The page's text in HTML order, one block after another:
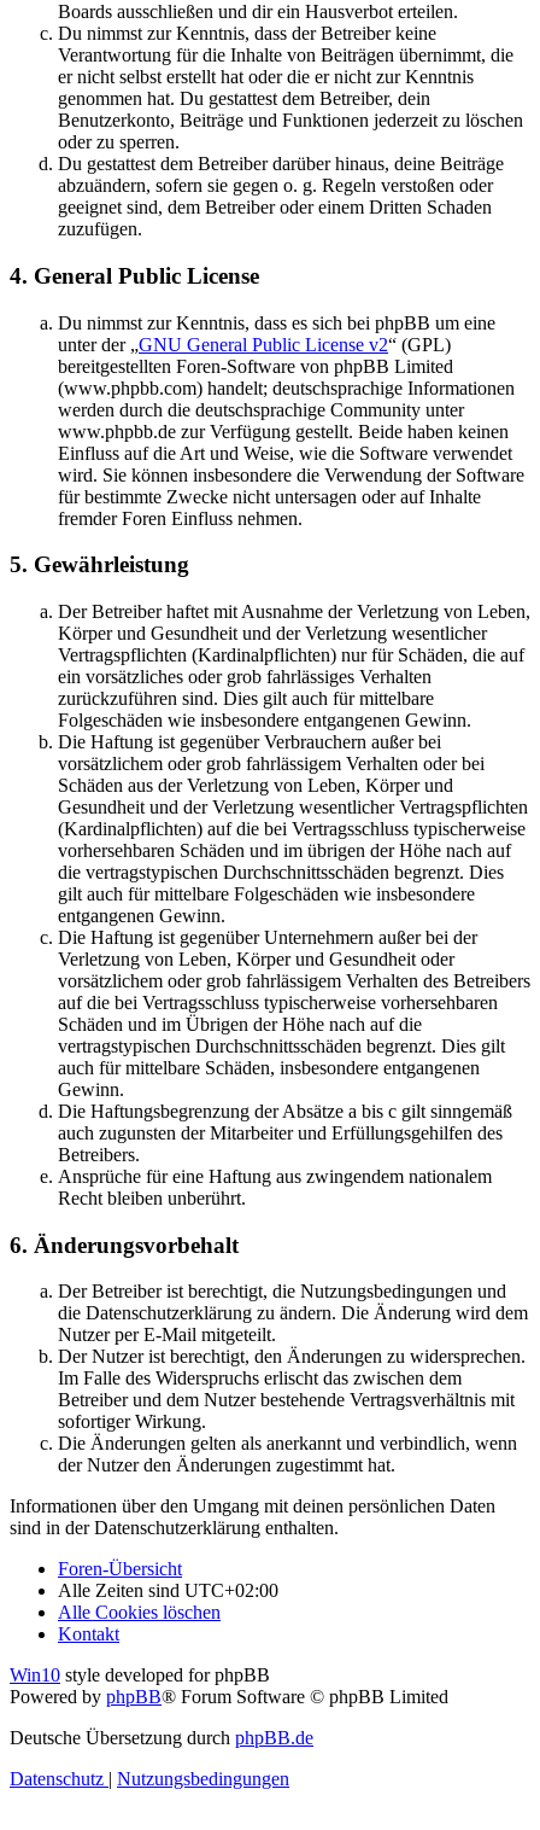
Boards ausschließen und dir ein Hausverbot erteilen.
Du nimmst zur Kenntnis, dass der Betreiber keine
Verantwortung für die Inhalte von Beiträgen übernimmt, die
er nicht selbst erstellt hat oder die er nicht zur Kenntnis
genommen hat. Du gestattest dem Betreiber, dein
Benutzerkonto, Beiträge und Funktionen jederzeit zu löschen
oder zu sperren.
Du gestattest dem Betreiber darüber hinaus, deine Beiträge
abzuändern, sofern sie gegen o. g. Regeln verstoßen oder
geeignet sind, dem Betreiber oder einem Dritten Schaden
zuzufügen.
4. General Public License
Du nimmst zur Kenntnis, dass es sich bei phpBB um eine
unter der „GNU General Public License v2“ (GPL)
bereitgestellten Foren-Software von phpBB Limited
(www.phpbb.com) handelt; deutschsprachige Informationen
werden durch die deutschsprachige Community unter
www.phpbb.de zur Verfügung gestellt. Beide haben keinen
Einfluss auf die Art und Weise, wie die Software verwendet
wird. Sie können insbesondere die Verwendung der Software
für bestimmte Zwecke nicht untersagen oder auf Inhalte
fremder Foren Einfluss nehmen.
5. Gewährleistung
Der Betreiber haftet mit Ausnahme der Verletzung von Leben,
Körper und Gesundheit und der Verletzung wesentlicher
Vertragspflichten (Kardinalpflichten) nur für Schäden, die auf
ein vorsätzliches oder grob fahrlässiges Verhalten
zurückzuführen sind. Dies gilt auch für mittelbare
Folgeschäden wie insbesondere entgangenen Gewinn.
Die Haftung ist gegenüber Verbrauchern außer bei
vorsätzlichem oder grob fahrlässigem Verhalten oder bei
Schäden aus der Verletzung von Leben, Körper und
Gesundheit und der Verletzung wesentlicher Vertragspflichten
(Kardinalpflichten) auf die bei Vertragsschluss typischerweise
vorhersehbaren Schäden und im übrigen der Höhe nach auf
die vertragstypischen Durchschnittsschäden begrenzt. Dies
gilt auch für mittelbare Folgeschäden wie insbesondere
entgangenen Gewinn.
Die Haftung ist gegenüber Unternehmern außer bei der
Verletzung von Leben, Körper und Gesundheit oder
vorsätzlichem oder grob fahrlässigem Verhalten des Betreibers
auf die bei Vertragsschluss typischerweise vorhersehbaren
Schäden und im Übrigen der Höhe nach auf die
vertragstypischen Durchschnittsschäden begrenzt. Dies gilt
auch für mittelbare Schäden, insbesondere entgangenen
Gewinn.
Die Haftungsbegrenzung der Absätze a bis c gilt sinngemäß
auch zugunsten der Mitarbeiter und Erfüllungsgehilfen des
Betreibers.
Ansprüche für eine Haftung aus zwingendem nationalem
Recht bleiben unberührt.
6. Änderungsvorbehalt
Der Betreiber ist berechtigt, die Nutzungsbedingungen und
die Datenschutzerklärung zu ändern. Die Änderung wird dem
Nutzer per E-Mail mitgeteilt.
Der Nutzer ist berechtigt, den Änderungen zu widersprechen.
Im Falle des Widerspruchs erlischt das zwischen dem
Betreiber und dem Nutzer bestehende Vertragsverhältnis mit
sofortiger Wirkung.
Die Änderungen gelten als anerkannt und verbindlich, wenn
der Nutzer den Änderungen zugestimmt hat.
Informationen über den Umgang mit deinen persönlichen Daten
sind in der Datenschutzerklärung enthalten.
Foren-Übersicht
Alle Zeiten sind UTC+02:00
Alle Cookies löschen
Kontakt
Win10 style developed for phpBB
Powered by phpBB® Forum Software © phpBB Limited
Deutsche Übersetzung durch phpBB.de
Datenschutz
Nutzungsbedingungen